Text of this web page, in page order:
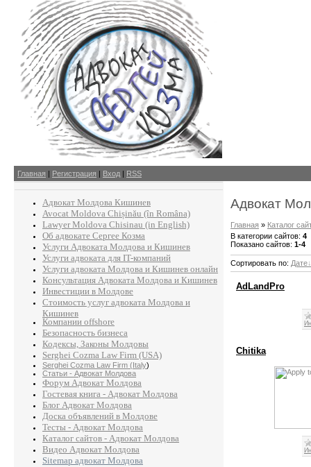
Главная | Регистрация | Вход | RSS
Адвокат Молдова Кишинев
Avocat Moldova Chișinău (în Româna)
Lawyer Moldova Chisinau (in English)
Об адвокате Сергее Козма
Услуги Адвоката Молдова и Кишинев
Услуги адвоката для IT-компаний
Услуги адвоката Молдова и Кишинев онлайн
Консультация Адвоката Молдова и Кишинев
Инвестиции в Молдове
Стоимость услуг адвоката Молдова и
Кишинев
Компании offshore
Безопасность бизнеса
Кодексы, Законы Молдовы
Serghei Cozma Law Firm (USA)
Serghei Cozma Law Firm (Italy)
Статьи - Адвокат Молдова
Форум Адвокат Молдова
Гостевая книга - Адвокат Молдова
Блог Адвокат Молдова
Доска объявлений в Молдове
Тесты - Адвокат Молдова
Каталог сайтов - Адвокат Молдова
Видео Адвокат Молдова
Sitemap адвокат Молдова
Адвокат
Главная » Каталог
В категории сайтов: 4
Показано сайтов: 1-4
Сортировать по: Дате
AdLandPro
Chitika